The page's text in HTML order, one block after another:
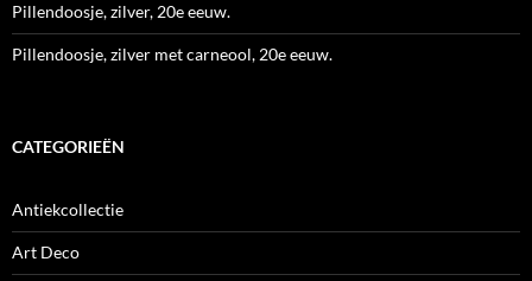
Pillendoosje, zilver, 20e eeuw.
Pillendoosje, zilver met carneool, 20e eeuw.
CATEGORIEËN
Antiekcollectie
Art Deco